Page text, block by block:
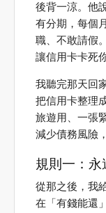
後背一涼。他
有分期，每個
職、不敢請假
讓信用卡卡死
我聽完那天回
把信用卡整理
旅遊用、一張
減少債務風險
規則一：永
從那之後，我
在「有錢能還